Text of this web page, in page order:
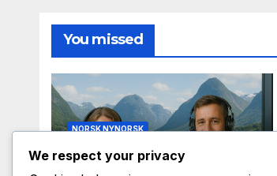
You missed
NORSK NYNORSK
Palassa i Paris
We respect your privacy